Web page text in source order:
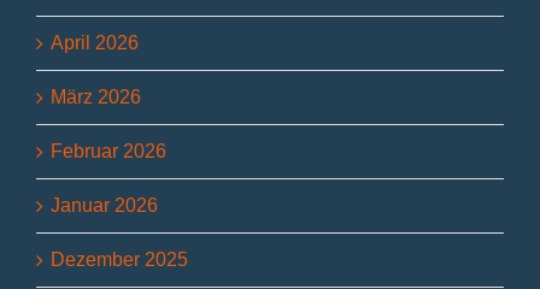
April 2026
März 2026
Februar 2026
Januar 2026
Dezember 2025